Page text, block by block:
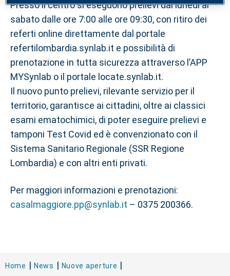
Presso il centro si eseguono prelievi dal lunedì al
sabato dalle ore 7:00 alle ore 09:30, con ritiro dei
referti online direttamente dal portale
refertilombardia.synlab.it e possibilità di
prenotazione in tutta sicurezza attraverso l’APP
MYSynlab o il portale locate.synlab.it.
Il nuovo punto prelievi, rilevante servizio per il
territorio, garantisce ai cittadini, oltre ai classici
esami ematochimici, di poter eseguire prelievi e
tamponi Test Covid ed è convenzionato con il
Sistema Sanitario Regionale (SSR Regione
Lombardia) e con altri enti privati.
Per maggiori informazioni e prenotazioni:
casalmaggiore.pp@synlab.it – 0375 200366.
Home News
Nuove aperture